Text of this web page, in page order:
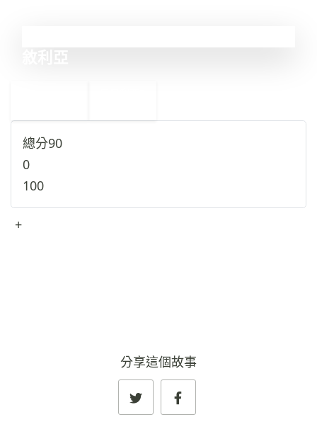
總分90
0
100
+
分享這個故事